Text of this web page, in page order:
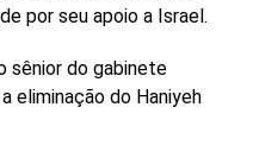
por seu apoio a Israel.
sênior do gabinete
eliminação do Haniyeh